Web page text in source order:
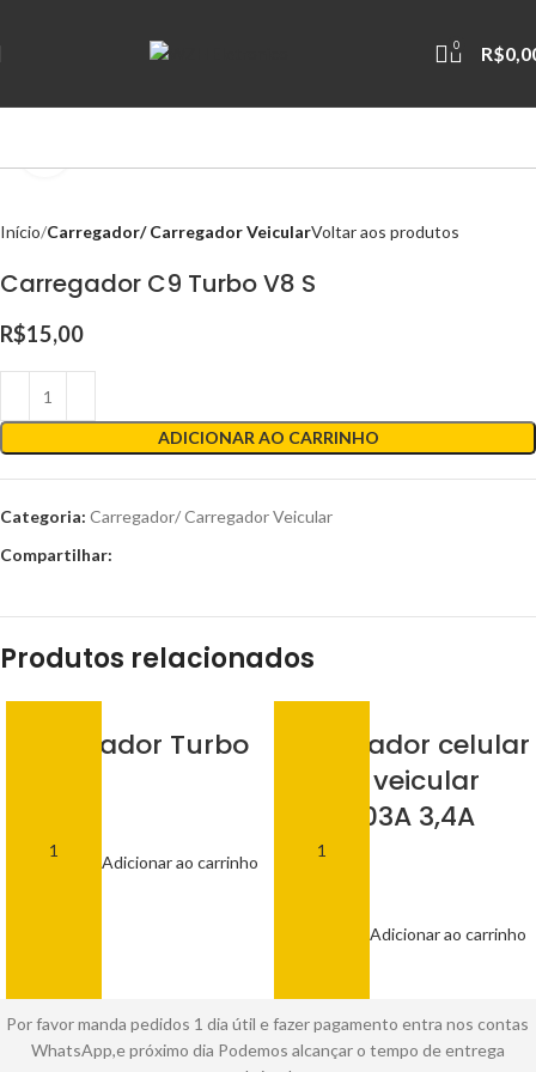
0 R$
Início Carregador/ Carregador VeicularVoltar aos produtos
Carregador C9 Turbo V8 S
R$15,00
ADICIONAR AO CARRINHO
Categoria: Carregador/ Carregador Veicular
Compartilhar:
Produtos relacionados
Carregador Turbo
Adicionar ao carrinho
Carregador celular
iphone veicular
Kaidi 303A 3,4A
Rapido
Adicionar ao carrinho
Por favor manda pedidos 1 dia útil e fazer pagamento entra nos contas
WhatsApp,e próximo dia Podemos alcançar o tempo de entrega